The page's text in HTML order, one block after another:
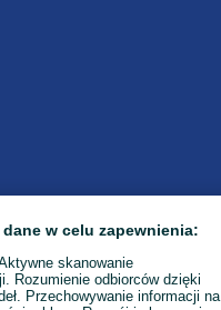
w celu zapewnienia:
skanowanie
Rozumienie odbiorców dzięki
Przechowywanie informacji na